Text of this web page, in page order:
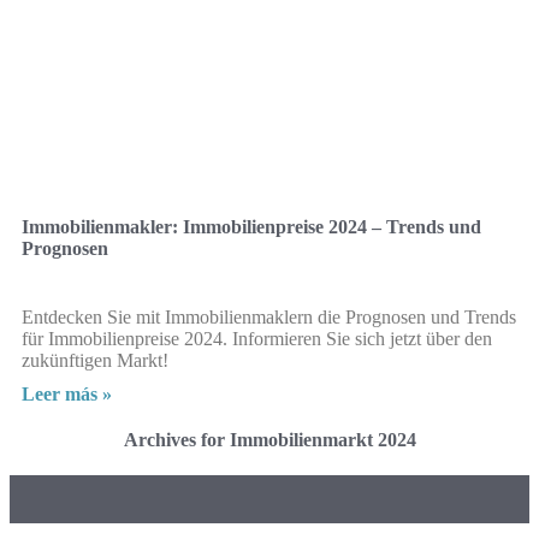
Immobilienmakler: Immobilienpreise 2024 – Trends und
Prognosen
Entdecken Sie mit Immobilienmaklern die Prognosen und Trends
für Immobilienpreise 2024. Informieren Sie sich jetzt über den
zukünftigen Markt!
Leer más »
Archives for Immobilienmarkt 2024